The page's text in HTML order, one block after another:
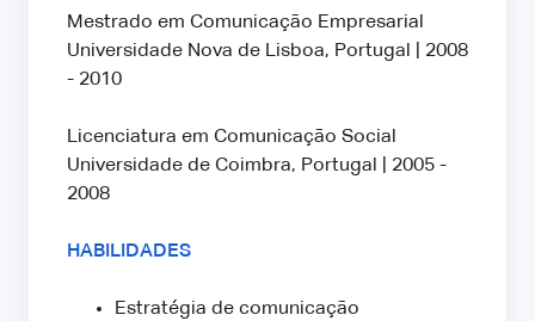
Mestrado em Comunicação Empresarial
Universidade Nova de Lisboa, Portugal | 2008
- 2010
Licenciatura em Comunicação Social
Universidade de Coimbra, Portugal | 2005 -
2008
HABILIDADES
Estratégia de comunicação